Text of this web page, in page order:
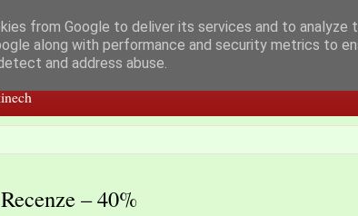
– 40%
from Google to deliver its services and to analyze
along with performance and security metrics to
and address abuse.